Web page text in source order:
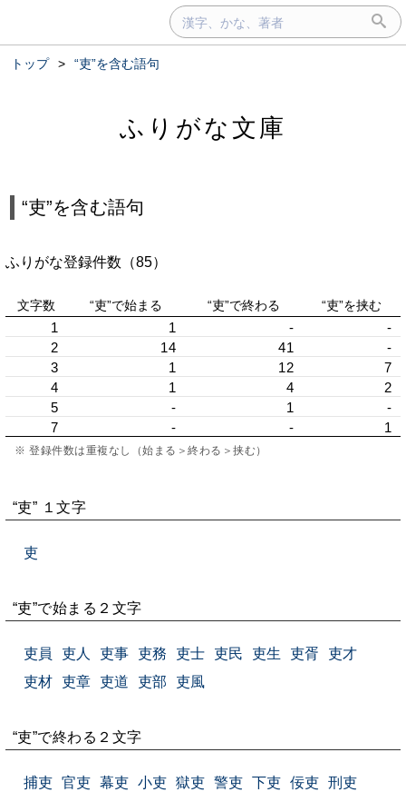
トップ > “吏”を含む語句
ふりがな文庫
“吏”を含む語句
ふりがな登録件数（85）
文字数 “吏”で始まる “吏”で終わる “吏”を挟む
1 1 -
-
2
14 41
-
3
1 12
7
4
1 4
2
5
- 1
-
7
- - 1
※ 登録件数は重複なし（始まる＞終わる＞挟む）
“吏” １文字
吏
“吏”で始まる２文字
吏員 吏人 吏事 吏務 吏士 吏民 吏生 吏胥
吏才
吏材
吏章 吏道 吏部 吏風
“吏”で終わる２文字
捕吏 官吏 幕吏 小吏 獄吏 警吏 下吏 佞吏 刑吏